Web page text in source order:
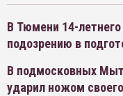
В Тюмени 14-
подозрению в
В подмосковных
ударил ножом